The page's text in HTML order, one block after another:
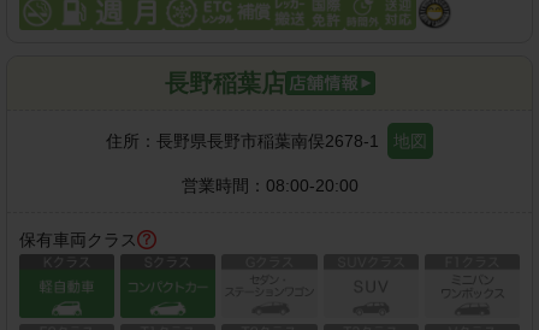
長野稲葉店
住所： 長野県長野市稲葉南俣2678-1 地図
営業時間： 08:00-20:00
保有車両クラス